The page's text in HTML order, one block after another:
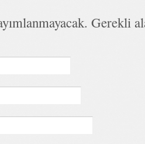
Gerekli